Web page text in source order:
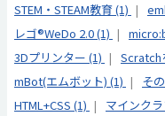
STEM・STEAM教育 (1)
レゴ®WeDo 2.0 (1)
3Dプリンター (1)
Scratch
mBot(エムボット) (1)
そ
HTML+CSS (1)
マインク